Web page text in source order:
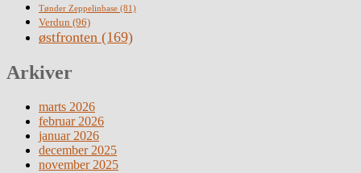
Tønder Zeppelinbase (81)
Verdun (96)
østfronten (169)
Arkiver
marts 2026
februar 2026
januar 2026
december 2025
november 2025